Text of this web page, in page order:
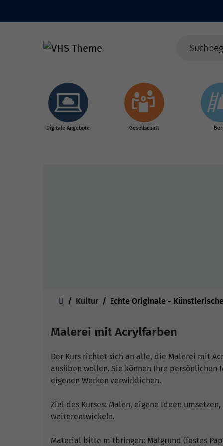
Digitale Angebote Gesellschaft
Kultur Echte Originale -
Malerei mit Acrylfarben
Der Kurs richtet sich an alle, die Malerei mit
ausüben wollen. Sie können Ihre persönlichen
eigenen Werken verwirklichen.
Ziel des Kurses: Malen, eigene Ideen
weiterentwickeln.
Material bitte mitbringen: Malgrund (festes